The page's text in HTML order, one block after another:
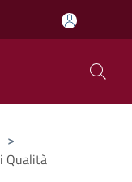
>
Qualità